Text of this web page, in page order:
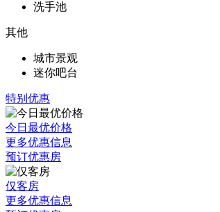
洗手池
其他
城市景观
迷你吧台
特别优惠
今日最优价格
更多优惠信息
预订优惠房
仅客房
更多优惠信息